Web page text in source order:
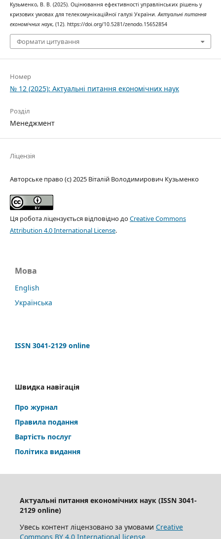
Кузьменко, В. В. (2025). Оцінювання ефективності управлінських рішень у
кризових умовах для телекомунікаційної галузі України. Актуальні питання
економічних наук, (12). https://doi.org/10.5281/zenodo.15652854
Формати цитування
Номер
№ 12 (2025): Актуальні питання економічних наук
Розділ
Менеджмент
Ліцензія
Авторське право (c) 2025 Віталій Володимирович Кузьменко
Ця робота ліцензується відповідно доCreative Commons
Attribution 4.0 International License.
Мова
English
Українська
ISSN 3041-2129 online
Швидка навігація
Про журнал
Правила подання
Вартість послуг
Політика видання
Актуальні питання економічних наук (ISSN 3041-
2129 online)
Увесь контент ліцензовано за умовами Creative
Commons BY 4.0 International license